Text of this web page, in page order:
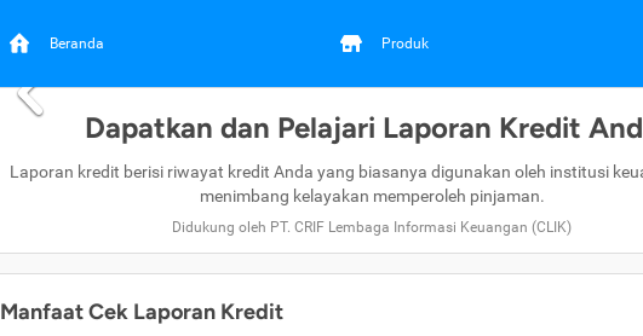
Beranda Produk
Dapatkan dan Pelajari Laporan Kredit
Laporan kredit berisi riwayat kredit Anda yang biasanya digunakan oleh institusi
menimbang kelayakan memperoleh pinjaman.
Didukung oleh PT. CRIF Lembaga Informasi Keuangan (CLIK)
Manfaat Cek Laporan Kredit